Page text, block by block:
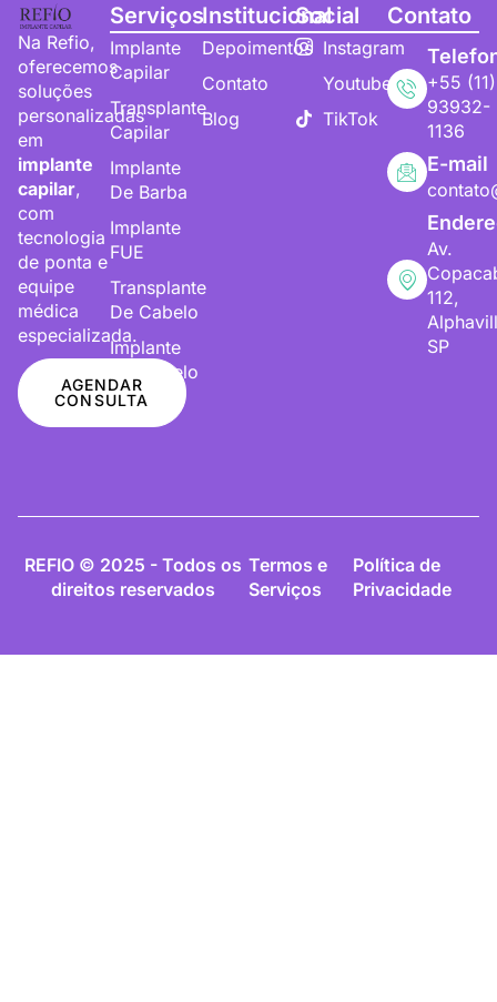
Na Refio,
oferecemos
soluções
personalizadas
em
implante
capilar,
com
tecnologia
de ponta e
equipe
médica
especializada.
AGENDAR
CONSULTA
Serviços
Implante
Capilar
Transplante
Capilar
Implante
De Barba
Implante
FUE
Transplante
De Cabelo
Implante
De Cabelo
Institucional
Depoimentos
Contato
Blog
Social
Instagram
Youtube
TikTok
Contato
+55 (11)
93932-
1136
E-mail
Av.
112,
SP
REFIO © 2025 - Todos os
direitos reservados
Termos e
Serviços
Política de
Privacidade